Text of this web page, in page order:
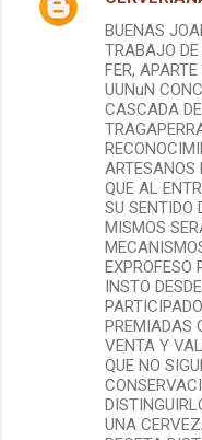
BUENAS
TRABAJO DE
FER,
UUNuN
CASCADA
ARTESANOS
QUE AL
SU SENTIDO
MISMOS
EXPROFESO
INSTO
PREMIADAS
VENTA Y
QUE NO
UNA